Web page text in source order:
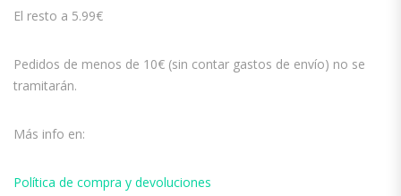
El resto a 5.99€
Pedidos de menos de 10€ (sin contar gastos de envío) no se
tramitarán.
Más info en:
Política de compra y devoluciones